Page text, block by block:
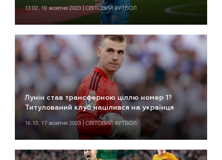
13:02, 19 жовтня 2023 | СВІТОВИЙ ФУТБОЛ
Лунін став трансферною ціллю номер 1?
Титулований клуб націлився на українця
16:13, 17 жовтня 2023 | СВІТОВИЙ ФУТБОЛ